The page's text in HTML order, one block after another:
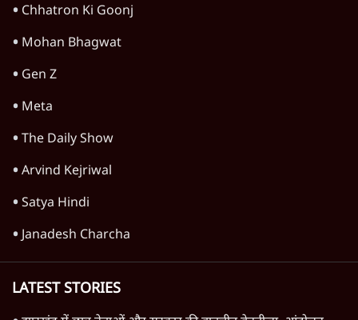
Chhatron Ki Goonj
Mohan Bhagwat
Gen Z
Meta
The Daily Show
Arvind Kejriwal
Satya Hindi
Janadesh Charcha
LATEST STORIES